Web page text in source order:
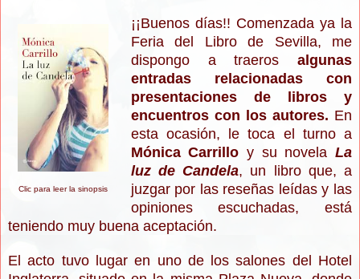
Clic para leer la sinopsis
¡¡Buenos días!! Comenzada ya la
Feria del Libro de Sevilla, me
dispongo a traeros algunas
entradas relacionadas con
presentaciones de libros y
encuentros con los autores. En
esta ocasión, le toca el turno a
Mónica Carrillo y su novelaLa
luz de Candela, un libro que, a
juzgar por las reseñas leídas y las
opiniones escuchadas, está
teniendo muy buena aceptación.
El acto tuvo lugar en uno de los salones del Hotel